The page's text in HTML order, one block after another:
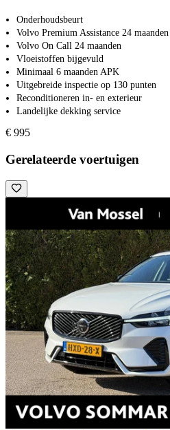
Onderhoudsbeurt
Volvo Premium Assistance 24 maanden
Volvo On Call 24 maanden
Vloeistoffen bijgevuld
Minimaal 6 maanden APK
Uitgebreide inspectie op 130 punten
Reconditioneren in- en exterieur
Landelijke dekking service
€ 995
Gerelateerde voertuigen